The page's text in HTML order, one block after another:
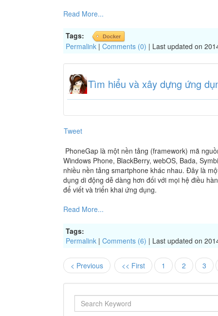
Read More...
Tags: Docker
Permalink | Comments (0) | Last updated on
Tìm hiểu và xây dựng ứng
Tweet
PhoneGap là một nền tảng (framework) mã
Windows Phone, BlackBerry, webOS, Bada,
nhiều nền tảng smartphone khác nhau. Đây là
dụng di động dễ dàng hơn đối với mọi hệ điều
để viết và triển khai ứng dụng.
Read More...
Tags:
Permalink | Comments (6) | Last updated on
<< First
< Previous 1 2 3